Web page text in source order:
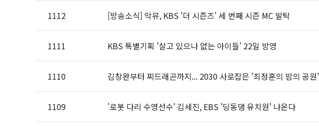
1112 [방송소식] 악뮤, KBS '더 시즌즈' 세 번째 시즌 MC 발탁
1111 KBS 특별기획 '살고 있으나 없는 아이들' 22일 방영
1110 김창완부터 찌드래곤까지... 2030 사로잡은 '최정훈의 밤의 공원'
1109 '로봇 다리 수영선수' 김세진, EBS '딩동댕 유치원' 나온다